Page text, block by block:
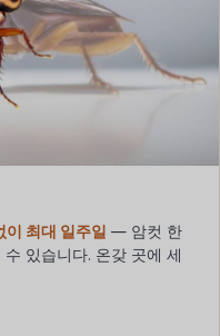
이 최대 일주일 — 암컷 한
있습니다. 온갖 곳에 세